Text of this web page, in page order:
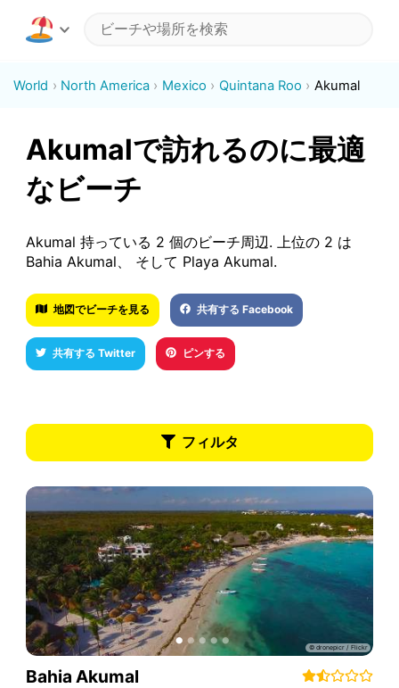
World North America Mexico Quintana Roo Akumal
Akumalで訪れるのに最適
なビーチ
Akumal 持っている 2 個のビーチ周辺. 上位の 2 は
Bahia Akumal、 そして Playa Akumal.
地図でビーチを見る 共有する Facebook
共有する Twitter ピンする
フィルタ
Bahia Akumal